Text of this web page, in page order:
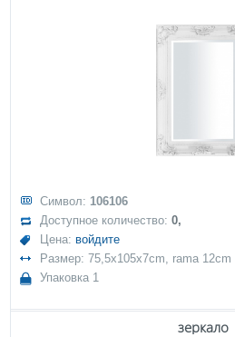
Символ: 106106
Доступное количество:0,
Цена: войдите
Размер: 75,5x105x7cm, rama 12cm
Упаковка 1
зеркало